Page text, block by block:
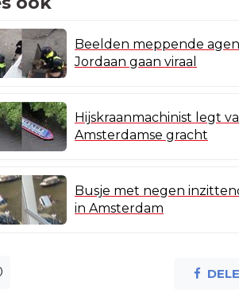
Beelden meppende
Jordaan gaan viraal
Hijskraanmachinist legt
Amsterdamse gracht
Busje met negen
in Amsterdam